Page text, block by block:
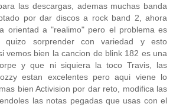
las descargas, ademas muchas banda
por dar discos a rock band 2, ahora
orientad a "realimo" pero el problema es
sorprender con variedad y esto
vemos bien la cancion de blink 182 es una
y que ni siquiera la toco Travis, las
estan excelentes pero aqui viene lo
bien Activision por dar reto, modifica las
las notas pegadas que usas con el